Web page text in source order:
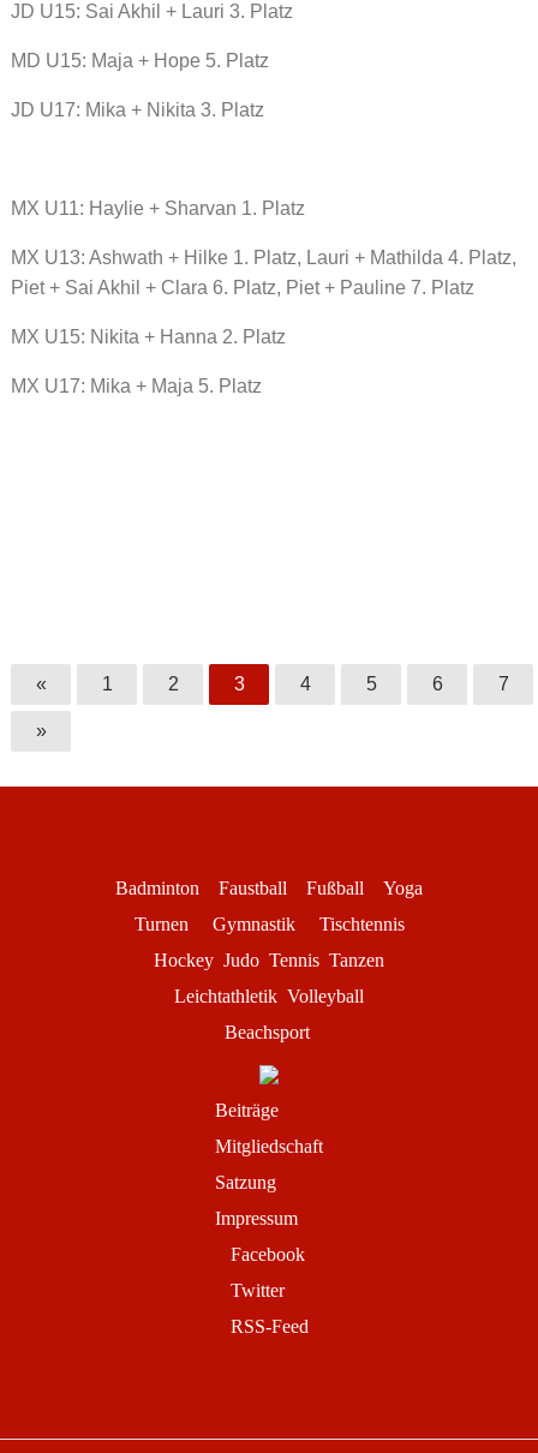
JD U15: Sai Akhil + Lauri 3. Platz
MD U15: Maja + Hope 5. Platz
JD U17: Mika + Nikita 3. Platz
MX U11: Haylie + Sharvan 1. Platz
MX U13: Ashwath + Hilke 1. Platz, Lauri + Mathilda 4. Platz,
Piet + Sai Akhil + Clara 6. Platz, Piet + Pauline 7. Platz
MX U15: Nikita + Hanna 2. Platz
MX U17: Mika + Maja 5. Platz
« 1 2 3 4 5 6 7
»
Badminton Faustball Fußball
Yoga
Turnen
Gymnastik Tischtennis
Hockey Judo Tennis Tanzen
Leichtathletik Volleyball
Beachsport
Beiträge
Mitgliedschaft
Satzung
Impressum
Facebook
Twitter
RSS-Feed